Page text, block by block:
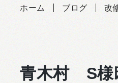
ホーム ブログ 改
青木村 S